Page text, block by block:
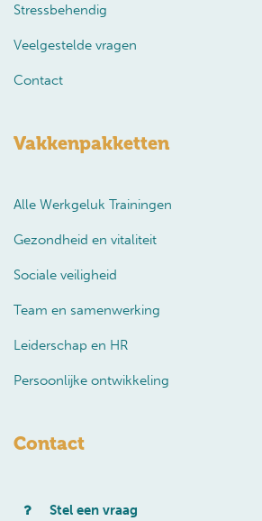
Stressbehendig
Veelgestelde vragen
Contact
Vakkenpakketten
Alle Werkgeluk Trainingen
Gezondheid en vitaliteit
Sociale veiligheid
Team en samenwerking
Leiderschap en HR
Persoonlijke ontwikkeling
Contact
Stel een vraag